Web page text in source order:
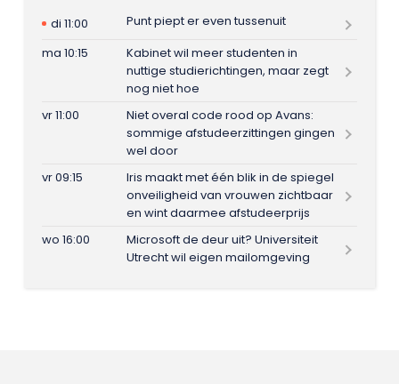
di 11:00
Punt piept er even tussenuit
ma 10:15
Kabinet wil meer studenten in
nuttige studierichtingen, maar zegt
nog niet hoe
vr 11:00
Niet overal code rood op Avans:
sommige afstudeerzittingen gingen
wel door
vr 09:15
Iris maakt met één blik in de spiegel
onveiligheid van vrouwen zichtbaar
en wint daarmee afstudeerprijs
wo 16:00
Microsoft de deur uit? Universiteit
Utrecht wil eigen mailomgeving